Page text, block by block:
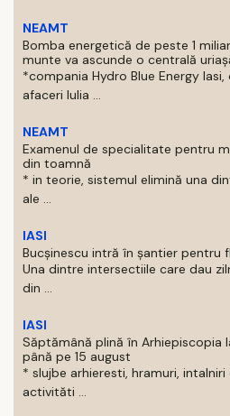
NEAMT
Bomba energetică de peste 1
munte va ascunde o centrală
*compania Hydro Blue Energy
afaceri Iulia ...
NEAMT
Examenul de specialitate pentru
din toamnă
* in teorie, sistemul elimină una
ale ...
IASI
Bucșinescu intră în șantier pentru
Una dintre intersectiile care dau
din ...
IASI
Săptămână plină în Arhiepiscopia
până pe 15 august
* slujbe arhieresti, hramuri,
activităti ...